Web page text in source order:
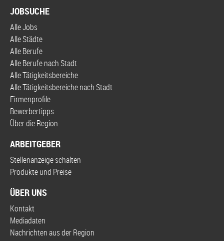
JOBSUCHE
Alle Jobs
Alle Städte
Alle Berufe
Alle Berufe nach Stadt
Alle Tätigkeitsbereiche
Alle Tätigkeitsbereiche nach Stadt
Firmenprofile
Bewerbertipps
Über die Region
ARBEITGEBER
Stellenanzeige schalten
Produkte und Preise
ÜBER UNS
Kontakt
Mediadaten
Nachrichten aus der Region